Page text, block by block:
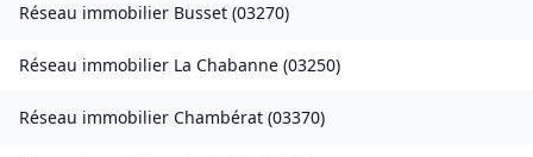
Réseau immobilier Busset (03270)
Réseau immobilier La Chabanne (03250)
Réseau immobilier Chambérat (03370)